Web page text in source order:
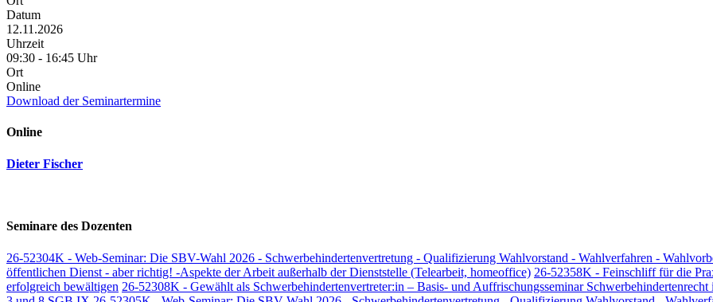
Datum
12.11.2026
Uhrzeit
09:30 - 16:45 Uhr
Ort
Online
Download der Seminartermine
Online
Dieter Fischer
Seminare des Dozenten
26-52304K - Web-Seminar: Die SBV-Wahl 2026 - Schwerbehindertenvertretung - Qualifizierung Wahlvorstand - Wahlverfahren -
öffentlichen Dienst - aber richtig! -Aspekte der Arbeit außerhalb der Dienststelle (Telearbeit, homeoffice) 26-52358K - Feinschliff für die
erfolgreich bewältigen 26-52308K - Gewählt als Schwerbehindertenvertreter:in – Basis- und Auffrischungsseminar